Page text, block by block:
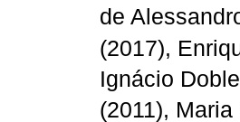
de
(2017),
Ignácio
(2011),